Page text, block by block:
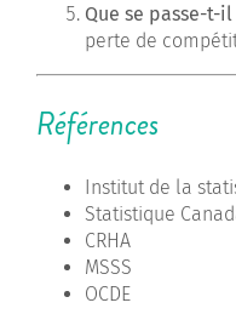
Que se passe-t-
perte de
Références
Institut de la
Statistique
CRHA
MSSS
OCDE